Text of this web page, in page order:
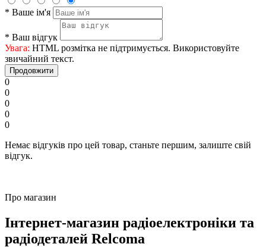
* Ваше ім'я
* Ваш відгук
Увага: HTML розмітка не підтримується. Використовуйте
звичайний текст.
Продовжити
0
0
0
0
0
Немає відгуків про цей товар, станьте першим, залиште свій
відгук.
Про магазин
Інтернет-магазин радіоелектроніки та
радіодеталей Relcoma